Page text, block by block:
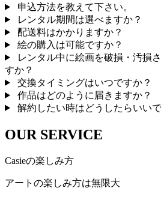
申込方法を教えて下さい。
レンタル期間は選べますか？
配送料はかかりますか？
絵の購入は可能ですか？
レンタル中に絵画を破損・汚損
すか？
交換タイミングはいつですか？
作品はどのように届きますか？
解約したい時はどうしたらいい
OUR SERVICE
Casieの楽しみ方
アートの楽しみ方は無限大